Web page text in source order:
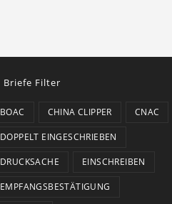
Briefe Filter
BOAC CHINA CLIPPER CNAC
DOPPELT EINGESCHRIEBEN
DRUCKSACHE EINSCHREIBEN
EMPFANGSBESTÄTIGUNG